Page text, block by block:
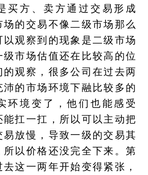
买方、卖方通过交易形成
的交易不像二级市场那么
观察到的现象是二级市场
市场估值还在比较高的位
观察，很多公司在过去两
的市场环境下融比较多的
环境变了，他们也能感受
扛一扛，所以可以主动把
放慢，导致一级的交易其
以价格还没完全下来。第
这一两年开始变得紧张，